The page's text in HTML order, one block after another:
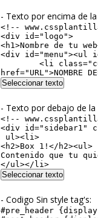
- Texto por encima de la
- Texto por debajo de la
- Codigo Sin style tag's: